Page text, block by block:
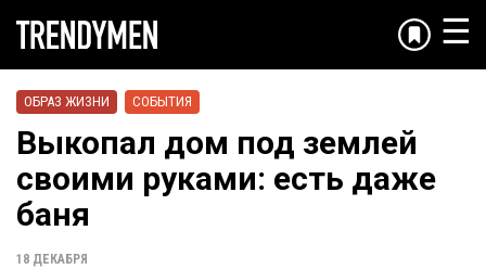
☰
ОБРАЗ ЖИЗНИ СОБЫТИЯ
Выкопал дом под землей
своими руками: есть даже
баня
18 ДЕКАБРЯ